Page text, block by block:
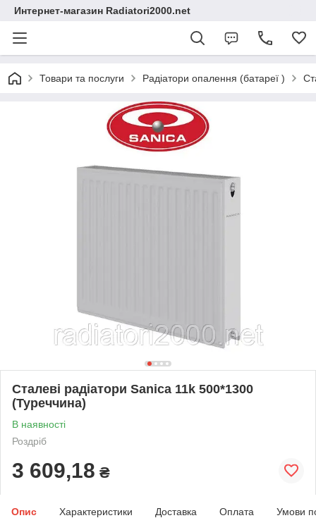
Интернет-магазин Radiatori2000.net
Товари та послуги Радіатори опалення (батареї )
Сталеві радіатори Sanica 11k 500*1300
(Туреччина)
В наявності
Роздріб
3 609,18 ₴
Опис Характеристики Доставка Оплата Умови